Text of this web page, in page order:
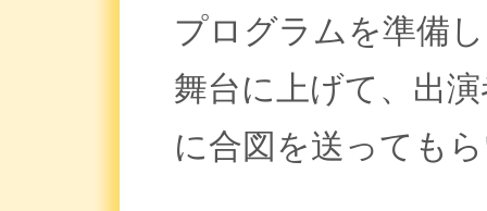
プログラムを準備
舞台に上げて、出
に合図を送っても